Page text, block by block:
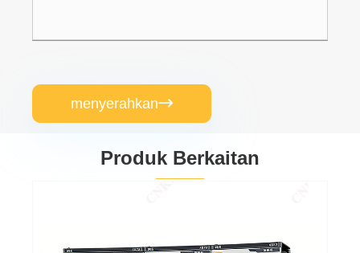
menyerahkan
Produk Berkaitan